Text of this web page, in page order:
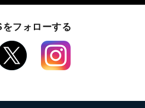
フォローする